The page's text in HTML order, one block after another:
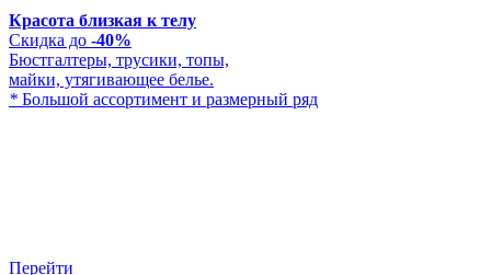
Красота близкая к телу
Скидка до -40%
Бюстгалтеры, трусики, топы,
майки, утягивающее белье.
* Большой ассортимент и размерный ряд
Перейти